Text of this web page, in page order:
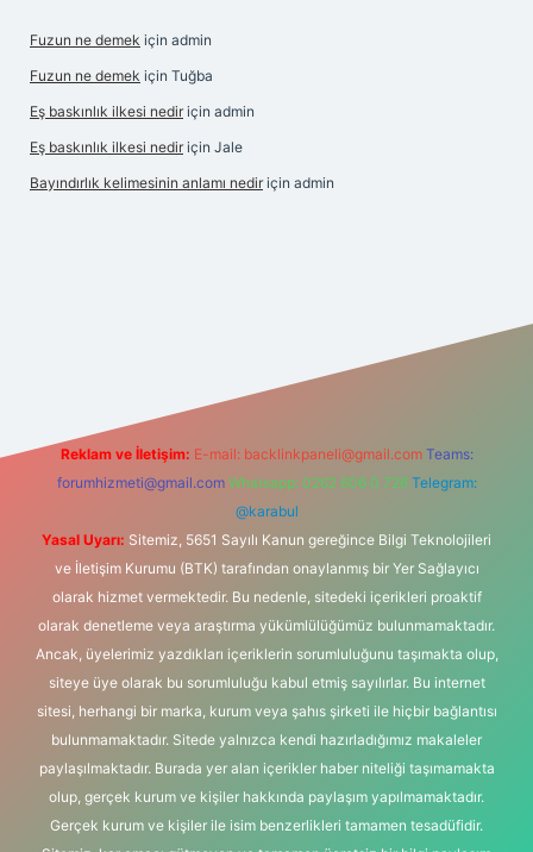
Fuzun ne demek için admin
Fuzun ne demek için Tuğba
Eş baskınlık ilkesi nedir için admin
Eş baskınlık ilkesi nedir için Jale
Bayındırlık kelimesinin anlamı nedir için admin
Reklam ve İletişim: E-mail: backlinkpaneli@gmail.com Teams:
forumhizmeti@gmail.com Whatsapp: 0262 606 0 726 Telegram:
@karabul
Yasal Uyarı: Sitemiz, 5651 Sayılı Kanun gereğince Bilgi Teknolojileri
ve İletişim Kurumu (BTK) tarafından onaylanmış bir Yer Sağlayıcı
olarak hizmet vermektedir. Bu nedenle, sitedeki içerikleri proaktif
olarak denetleme veya araştırma yükümlülüğümüz bulunmamaktadır.
Ancak, üyelerimiz yazdıkları içeriklerin sorumluluğunu taşımakta olup,
siteye üye olarak bu sorumluluğu kabul etmiş sayılırlar. Bu internet
sitesi, herhangi bir marka, kurum veya şahıs şirketi ile hiçbir bağlantısı
bulunmamaktadır. Sitede yalnızca kendi hazırladığımız makaleler
paylaşılmaktadır. Burada yer alan içerikler haber niteliği taşımamakta
olup, gerçek kurum ve kişiler hakkında paylaşım yapılmamaktadır.
Gerçek kurum ve kişiler ile isim benzerlikleri tamamen tesadüfidir.